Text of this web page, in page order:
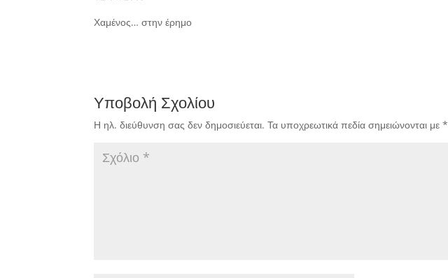
Χαμένος… στην έρημο
Υποβολή Σχολίου
Η ηλ. διεύθυνση σας δεν δημοσιεύεται. Τα υποχρεωτικά πεδία σημειώνονται με*